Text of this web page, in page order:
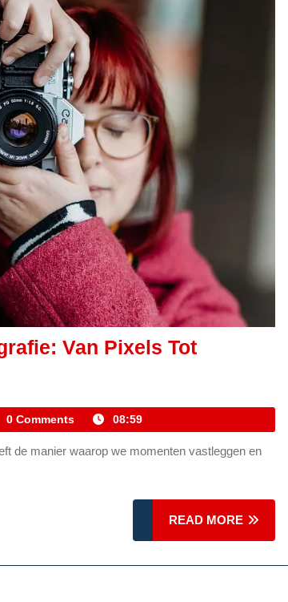
Van Pixels Tot
0 Comments 08:59
READ MORE
MORE